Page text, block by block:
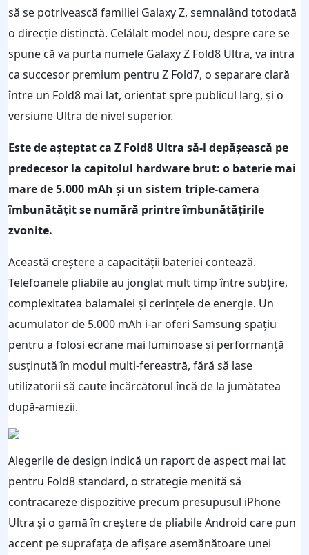
să se potrivească familiei Galaxy Z, semnalând totodată
o direcție distinctă. Celălalt model nou, despre care se
spune că va purta numele Galaxy Z Fold8 Ultra, va intra
ca succesor premium pentru Z Fold7, o separare clară
între un Fold8 mai lat, orientat spre publicul larg, și o
versiune Ultra de nivel superior.
Este de așteptat ca Z Fold8 Ultra să-l depășească pe
predecesor la capitolul hardware brut: o baterie mai
mare de 5.000 mAh și un sistem triple-camera
îmbunătățit se numără printre îmbunătățirile
zvonite.
Această creștere a capacității bateriei contează.
Telefoanele pliabile au jonglat mult timp între subțire,
complexitatea balamalei și cerințele de energie. Un
acumulator de 5.000 mAh i-ar oferi Samsung spațiu
pentru a folosi ecrane mai luminoase și performanță
susținută în modul multi-fereastră, fără să lase
utilizatorii să caute încărcătorul încă de la jumătatea
după-amiezii.
Alegerile de design indică un raport de aspect mai lat
pentru Fold8 standard, o strategie menită să
contracareze dispozitive precum presupusul iPhone
Ultra și o gamă în creștere de pliabile Android care pun
accent pe suprafața de afișare asemănătoare unei